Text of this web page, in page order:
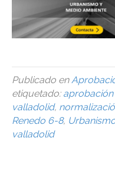
Publicado en
etiquetado:
valladolid,
Renedo 6-8,
valladolid